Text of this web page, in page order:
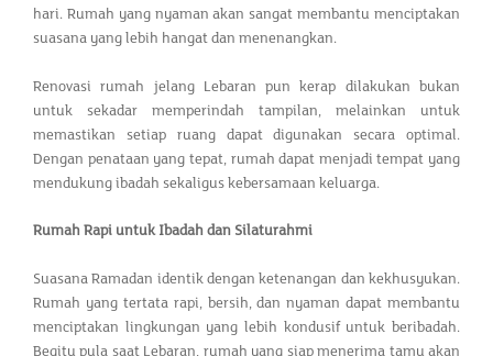
hari. Rumah yang nyaman akan sangat membantu menciptakan
suasana yang lebih hangat dan menenangkan.
Renovasi rumah jelang Lebaran pun kerap dilakukan bukan
untuk sekadar memperindah tampilan, melainkan untuk
memastikan setiap ruang dapat digunakan secara optimal.
Dengan penataan yang tepat, rumah dapat menjadi tempat yang
mendukung ibadah sekaligus kebersamaan keluarga.
Rumah Rapi untuk Ibadah dan Silaturahmi
Suasana Ramadan identik dengan ketenangan dan kekhusyukan.
Rumah yang tertata rapi, bersih, dan nyaman dapat membantu
menciptakan lingkungan yang lebih kondusif untuk beribadah.
Begitu pula saat Lebaran, rumah yang siap menerima tamu akan